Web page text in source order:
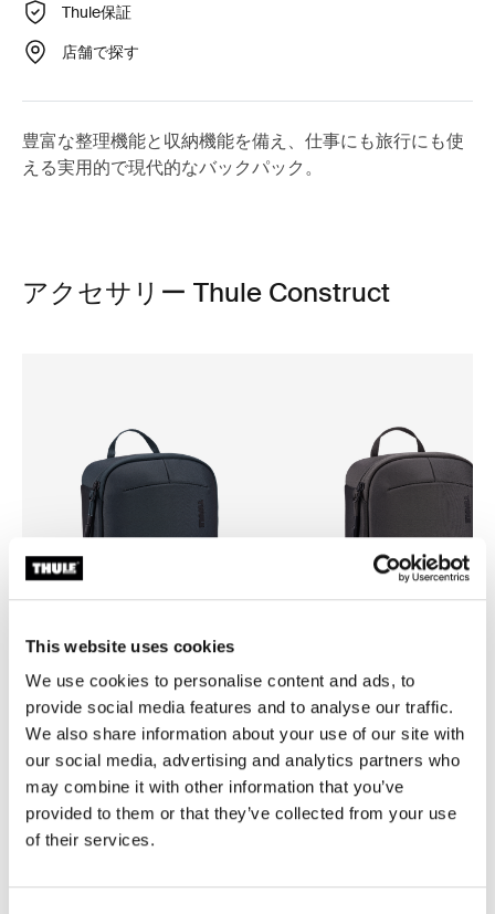
This website uses cookies
We use cookies to personalise content and ads, to
provide social media features and to analyse our traffic.
We also share information about your use of our site with
our social media, advertising and analytics partners who
may combine it with other information that you’ve
provided to them or that they’ve collected from your use
of their services.
Thule保証
店舗で探す
豊富な整理機能と収納機能を備え、仕事にも旅行にも使
える実用的で現代的なバックパック。
アクセサリー Thule Construct
Thule Subterra 2 powershuttle
大型電子機器オーガナイザー ダーク
スレート
¥8,250
Thule Subterra 2
大型電子機器オーガナイザー Vetiver
Gray
¥8,250